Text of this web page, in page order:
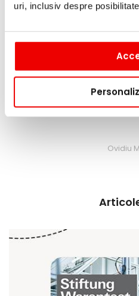
uri, inclusiv despre
din 193
livrare profi si
Ovidiu